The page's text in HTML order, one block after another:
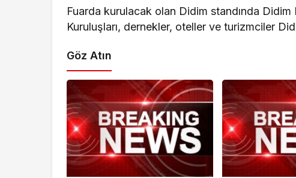
Fuarda kurulacak olan Didim standında
Kuruluşları, dernekler, oteller ve turizmciler
Göz Atın